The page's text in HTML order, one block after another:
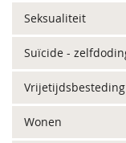
Seksualiteit
Suïcide -
Vrijetijdsbesteding
Wonen